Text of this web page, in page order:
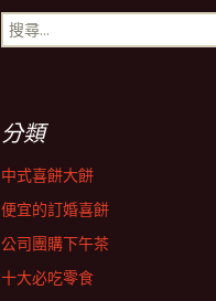
搜
尋
分類
中式喜餅大餅
便宜的訂婚喜餅
公司團購下午茶
十大必吃零食